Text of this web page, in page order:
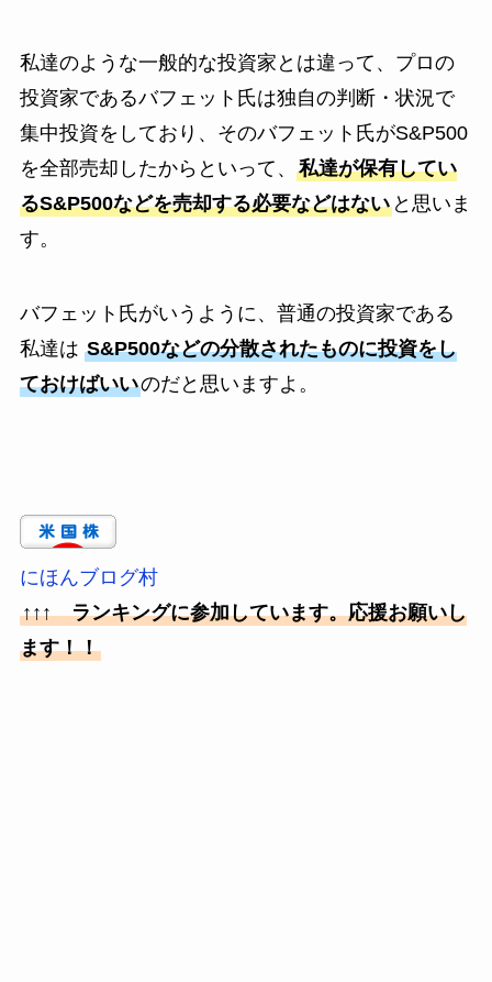
私達のような一般的な投資家とは違って、プロの
投資家であるバフェット氏は独自の判断・状況で
集中投資をしており、そのバフェット氏がS&P500
を全部売却したからといって、 私達が保有してい
るS&P500などを売却する必要などはないと思いま
す。
バフェット氏がいうように、普通の投資家である
私達は S&P500などの分散されたものに投資をし
ておけばいいのだと思いますよ。
にほんブログ村
↑↑↑ ランキングに参加しています。応援お願いし
ます！！